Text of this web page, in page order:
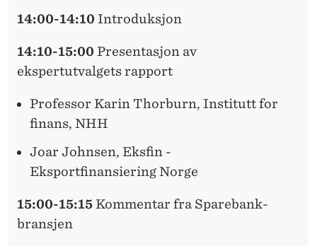
14:00-14:10 Introduksjon
14:10-15:00 Presentasjon av
ekspertutvalgets rapport
Professor Karin Thorburn, Institutt for
finans, NHH
Joar Johnsen, Eksfin -
Eksportfinansiering Norge
15:00-15:15Kommentar fra Sparebank-
bransjen